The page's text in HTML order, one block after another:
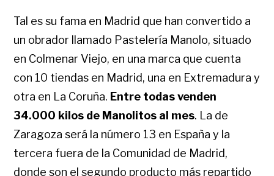
Tal es su fama en Madrid que han convertido a
un obrador llamado Pastelería Manolo, situado
en Colmenar Viejo, en una marca que cuenta
con 10 tiendas en Madrid, una en Extremadura y
otra en La Coruña. Entre todas venden
34.000 kilos de Manolitos al mes. La de
Zaragoza será la número 13 en España y la
tercera fuera de la Comunidad de Madrid,
donde son el segundo producto más repartido